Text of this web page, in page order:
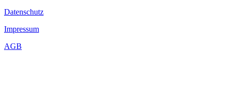
Datenschutz
Impressum
AGB